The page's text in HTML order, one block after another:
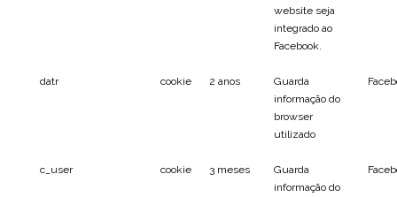
website seja
integrado ao
Facebook.
datr cookie 2 anos
Guarda
informação do
browser
utilizado
c_user cookie 3 meses
Guarda
informação do